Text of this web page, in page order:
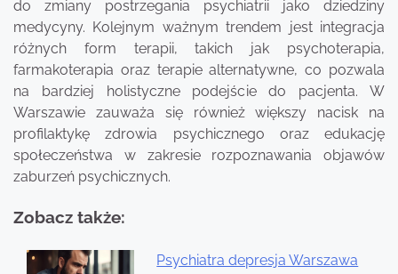
do zmiany postrzegania psychiatrii jako dziedziny
medycyny. Kolejnym ważnym trendem jest integracja
różnych form terapii, takich jak psychoterapia,
farmakoterapia oraz terapie alternatywne, co pozwala
na bardziej holistyczne podejście do pacjenta. W
Warszawie zauważa się również większy nacisk na
profilaktykę zdrowia psychicznego oraz edukację
społeczeństwa w zakresie rozpoznawania objawów
zaburzeń psychicznych.
Zobacz także:
Psychiatra depresja Warszawa